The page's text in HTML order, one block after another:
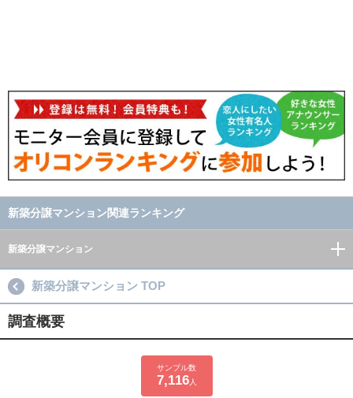
新築分譲マンション関連ランキング
新築分譲マンション
新築分譲マンション TOP
調査概要
サンプル数
7,116人